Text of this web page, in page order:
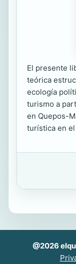
El presente
teórica
ecología
turismo a
en Quepos-
turística en
@2026